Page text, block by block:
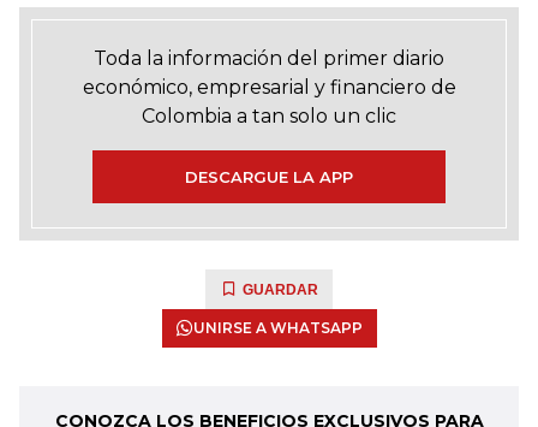
Toda la información del primer diario
económico, empresarial y financiero de
Colombia a tan solo un clic
DESCARGUE LA APP
GUARDAR
UNIRSE A WHATSAPP
CONOZCA LOS BENEFICIOS EXCLUSIVOS PARA